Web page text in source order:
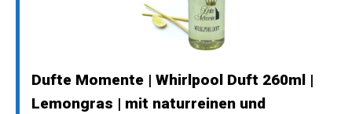
Dufte Momente | Whirlpool Duft 260ml |
Lemongras | mit naturreinen und